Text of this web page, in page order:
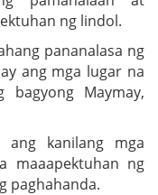
ng lindol.
pananalasa ng
ang mga lugar na
Maymay,
ang kanilang mga
maaapektuhan ng
paghahanda.